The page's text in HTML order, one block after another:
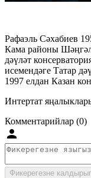
Рафаэль Сәхабиев
Кама районы
дәүләт
исемендәге Татар
1997 елдан Казан
Интертат
Комментарийлар (0)
Фикерегезне